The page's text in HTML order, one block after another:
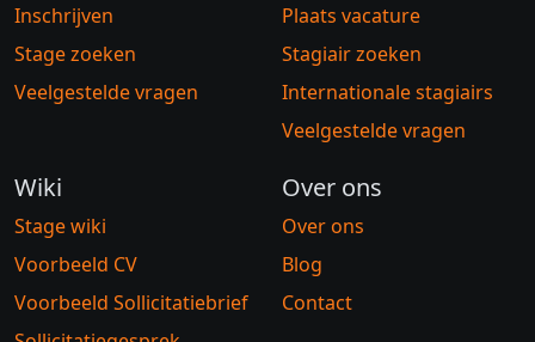
Inschrijven
Stage zoeken
Veelgestelde vragen
Plaats vacature
Stagiair zoeken
Internationale stagiairs
Veelgestelde vragen
Wiki
Stage wiki
Voorbeeld CV
Voorbeeld Sollicitatiebrief
Over ons
Over ons
Blog
Contact